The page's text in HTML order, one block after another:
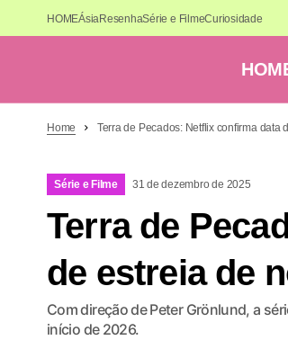
HOMEÁsiaResenhaSérie e FilmeCuriosidade
Home Terra de Pecados: Netflix confirma data
Série e Filme 31 de dezembro de 2025
Terra de
de estreia de
Com direção de Peter Grönlund, a
início de 2026.